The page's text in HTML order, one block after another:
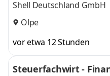
Shell Deutschland GmbH
Olpe
vor etwa 12 Stunden
Steuerfachwirt -